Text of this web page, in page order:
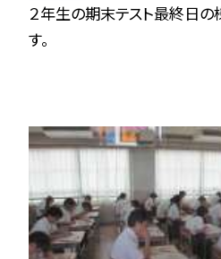
２年生の期末テスト最終日の
す。